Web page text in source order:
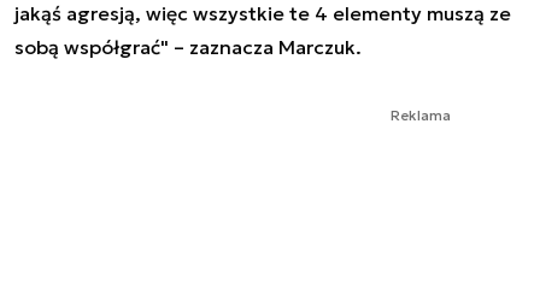
jakąś agresją, więc wszystkie te 4 elementy muszą ze
sobą współgrać" – zaznacza Marczuk.
Reklama